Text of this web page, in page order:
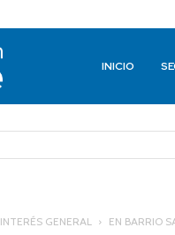
INICIO
INTERÉS GENERAL
EN BARRIO